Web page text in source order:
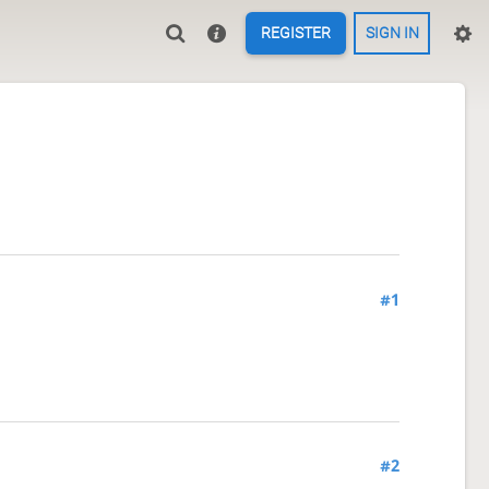
REGISTER SIGN IN
#1
#2